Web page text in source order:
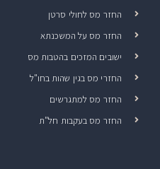
החזר מס לחולי סרטן
החזר מס על המשכנתא
ישובים המזכים בהטבות מס
החזרי מס בגין שהות בחו"ל
החזר מס למתגרשים
החזר מס בעקבות חל"ת